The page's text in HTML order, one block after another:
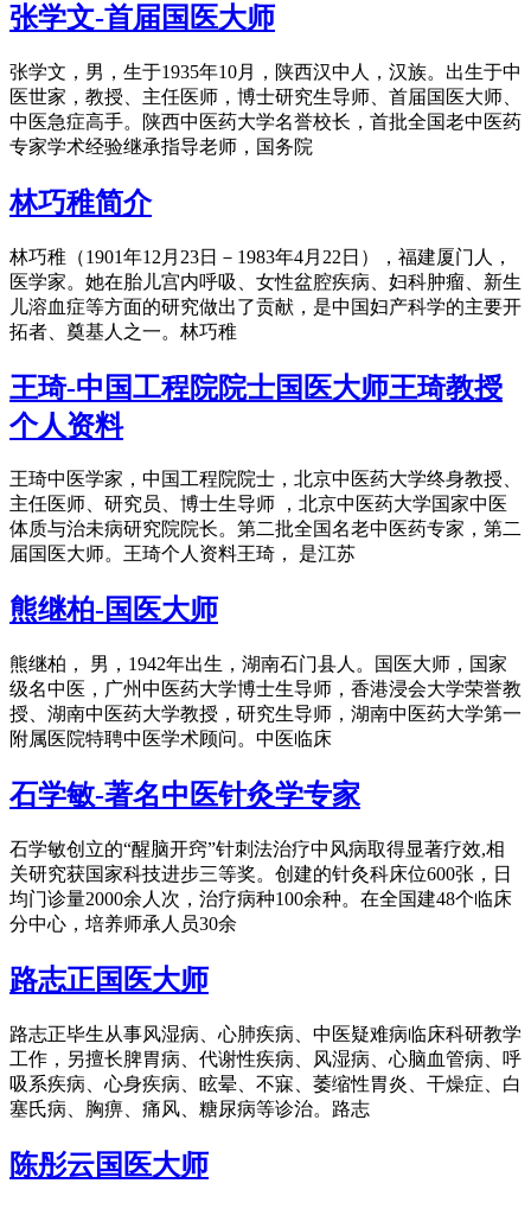
张学文-首届国医大师
张学文，男，生于1935年10月，陕西汉中人，汉族。出生于中
医世家，教授、主任医师，博士研究生导师、首届国医大师、
中医急症高手。陕西中医药大学名誉校长，首批全国老中医药
专家学术经验继承指导老师，国务院
林巧稚简介
林巧稚（1901年12月23日－1983年4月22日），福建厦门人，
医学家。她在胎儿宫内呼吸、女性盆腔疾病、妇科肿瘤、新生
儿溶血症等方面的研究做出了贡献，是中国妇产科学的主要开
拓者、奠基人之一。林巧稚
王琦-中国工程院院士国医大师王琦教授
个人资料
王琦中医学家，中国工程院院士，北京中医药大学终身教授、
主任医师、研究员、博士生导师 ，北京中医药大学国家中医
体质与治未病研究院院长。第二批全国名老中医药专家，第二
届国医大师。王琦个人资料王琦， 是江苏
熊继柏-国医大师
熊继柏， 男，1942年出生，湖南石门县人。国医大师，国家
级名中医，广州中医药大学博士生导师，香港浸会大学荣誉教
授、湖南中医药大学教授，研究生导师，湖南中医药大学第一
附属医院特聘中医学术顾问。中医临床
石学敏-著名中医针灸学专家
石学敏创立的“醒脑开窍”针刺法治疗中风病取得显著疗效,相
关研究获国家科技进步三等奖。创建的针灸科床位600张，日
均门诊量2000余人次，治疗病种100余种。在全国建48个临床
分中心，培养师承人员30余
路志正国医大师
路志正毕生从事风湿病、心肺疾病、中医疑难病临床科研教学
工作，另擅长脾胃病、代谢性疾病、风湿病、心脑血管病、呼
吸系疾病、心身疾病、眩晕、不寐、萎缩性胃炎、干燥症、白
塞氏病、胸痹、痛风、糖尿病等诊治。路志
陈彤云国医大师